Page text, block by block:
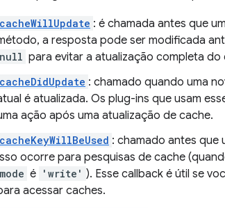
cacheWillUpdate : é chamada antes que um
a resposta pode ser modificada
null para evitar a atualização completa do
cacheDidUpdate : chamado quando uma
é atualizada. Os plug-ins que usam
ação após uma atualização de cache.
cacheKeyWillBeUsed : chamado antes que
ocorre para pesquisas de cache
mode é 'write' ). Esse callback é útil se
acessar caches.